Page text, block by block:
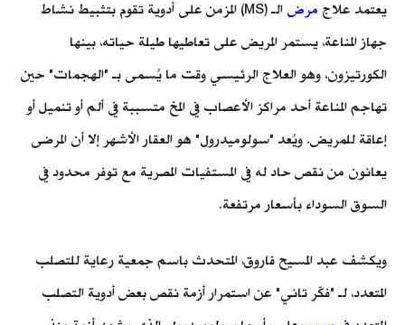
يعتمد علاج مرض
الـ (MS) المزمن على أدوية تقوم بتثبيط نشاط
جهاز المناعة، يستمر المريض على تعاطيها طيلة حياته، بينها
الكورتيزون، وهو العلاج الرئيسي وقت ما يُسمى بـ "الهجمات" حين
تهاجم المناعة أحد مراكز الأعصاب في المخ متسببة في ألم أو تنميل أو
إعاقة للمريض. ويُعد "سولوميدرول" هو العقار الأشهر إلا أن المرضى
يعانون من نقص حاد له في المستفيات المصرية مع توفر محدود في
السوق السوداء بأسعار مرتفعة.
ويكشف عبد المسيح فاروق، المتحدث باسم جمعية رعاية للتصلب
المتعدد، لـ "فكّر تاني" عن استمرار أزمة نقص بعض أدوية التصلب